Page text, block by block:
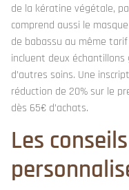
de la kératine végétale,
comprend aussi le
de babassu au même
incluent deux
d’autres soins. Une
réduction de 20% sur le
dès 65€ d’achats.
Les